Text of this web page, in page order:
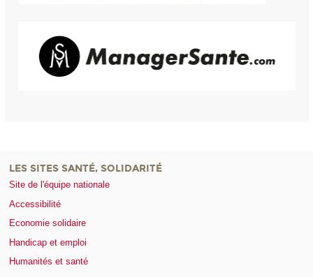
LES SITES SANTÉ, SOLIDARITÉ
Site de l'équipe nationale
Accessibilité
Economie solidaire
Handicap et emploi
Humanités et santé